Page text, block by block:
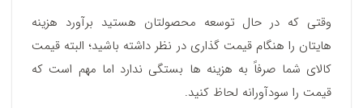
وقتی که در حال توسعه محصولتان هستید برآورد هزینه
هایتان را هنگام قیمت گذاری در نظر داشته باشید؛ البته قیمت
کالای شما صرفاً به هزینه ها بستگی ندارد اما مهم است که
قیمت را سودآورانه لحاظ کنید.